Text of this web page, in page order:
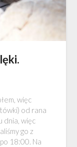
więc
od rana
dnia, więc
go z
18:00. Na